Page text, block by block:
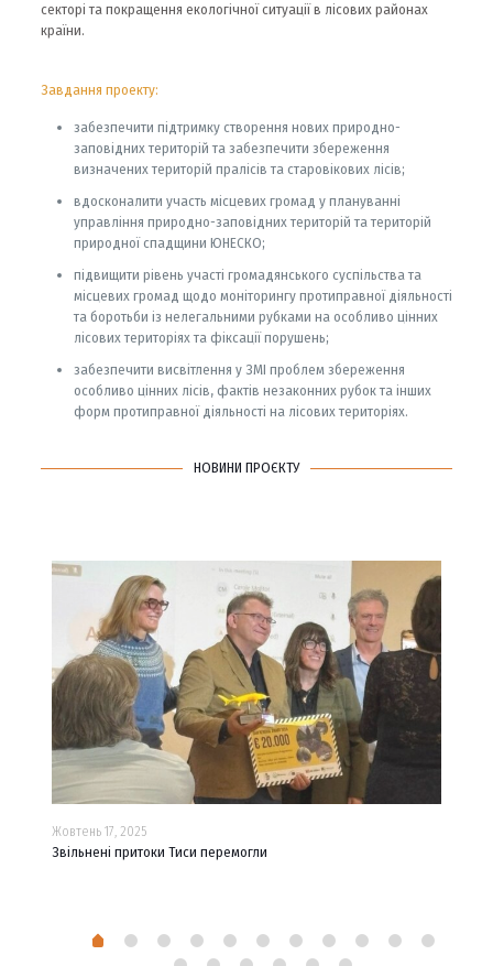
секторі та покращення екологічної ситуації в лісових районах
країни.
Завдання проекту:
забезпечити підтримку створення нових природно-
заповідних територій та забезпечити збереження
визначених територій пралісів та старовікових лісів;
вдосконалити участь місцевих громад у плануванні
управління природно-заповідних територій та територій
природної спадщини ЮНЕСКО;
підвищити рівень участі громадянського суспільства та
місцевих громад щодо моніторингу протиправної діяльності
та боротьби із нелегальними рубками на особливо цінних
лісових територіях та фіксації порушень;
забезпечити висвітлення у ЗМІ проблем збереження
особливо цінних лісів, фактів незаконних рубок та інших
форм протиправної діяльності на лісових територіях.
НОВИНИ ПРОЄКТУ
Жовтень 17, 2025
Звільнені притоки Тиси перемогли